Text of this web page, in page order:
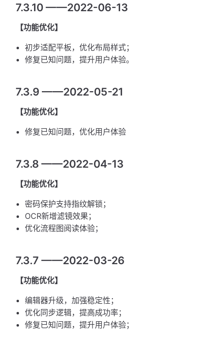
7.3.10 ——2022-06-13
【功能优化】
初步适配平板，优化布局样式；
修复已知问题，提升用户体验。
7.3.9 ——2022-05-21
【功能优化】
修复已知问题，优化用户体验
7.3.8 ——2022-04-13
【功能优化】
密码保护支持指纹解锁；
OCR新增滤镜效果；
优化流程图阅读体验；
7.3.7 ——2022-03-26
【功能优化】
编辑器升级，加强稳定性；
优化同步逻辑，提高成功率；
修复已知问题，提升用户体验；